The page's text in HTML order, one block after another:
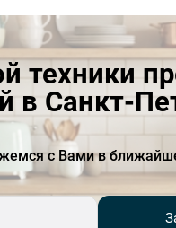
техники
в Санкт-
с Вами в